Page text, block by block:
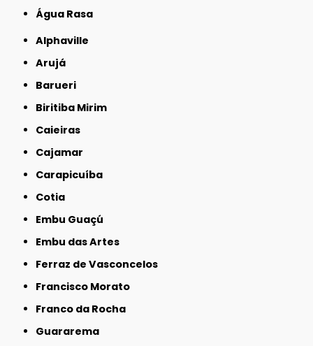
Água Rasa
Alphaville
Arujá
Barueri
Biritiba Mirim
Caieiras
Cajamar
Carapicuíba
Cotia
Embu Guaçú
Embu das Artes
Ferraz de Vasconcelos
Francisco Morato
Franco da Rocha
Guararema